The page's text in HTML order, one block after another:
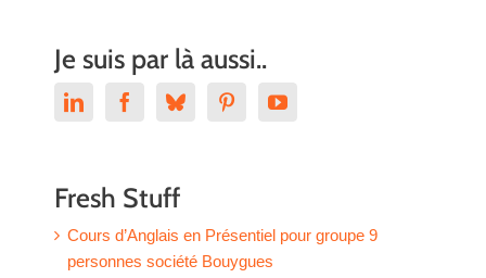
Je suis par là aussi..
Fresh Stuff
Cours d’Anglais en Présentiel pour groupe 9
personnes société Bouygues